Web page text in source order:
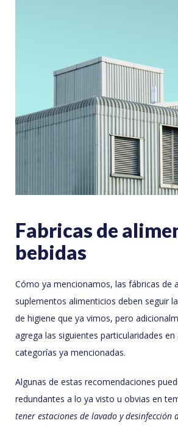
Fabricas de
bebidas
Cómo ya mencionamos, las fábricas de
suplementos alimenticios deben seguir
de higiene que ya vimos, pero
agrega las siguientes particularidades en
categorías ya mencionadas.
Algunas de estas recomendaciones
redundantes a lo ya visto u obvias en
tener estaciones de lavado y desinfección